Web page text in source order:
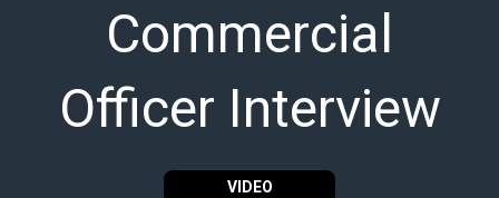
Commercial
Officer Interview
VIDEO